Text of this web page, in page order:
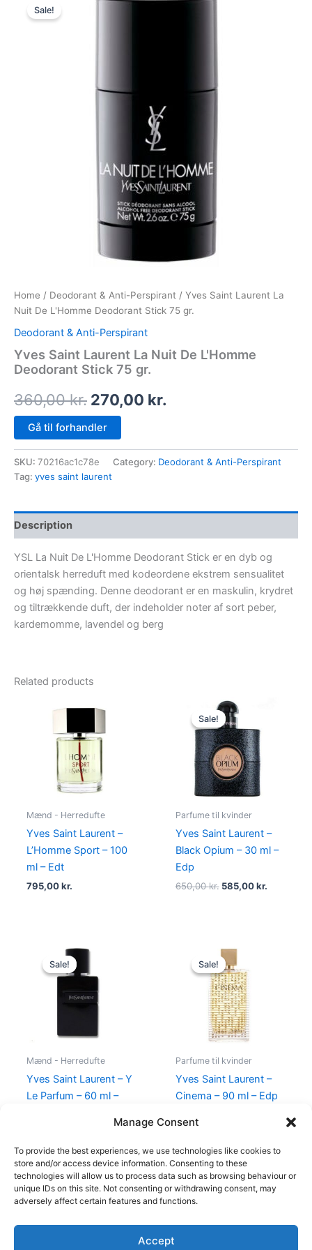
Manage Consent
To provide the best experiences, we use technologies like cookies to
store and/or access device information. Consenting to these
technologies will allow us to process data such as browsing behaviour or
unique IDs on this site. Not consenting or withdrawing consent, may
adversely affect certain features and functions.
Accept
Sale!
Home / Deodorant & Anti-Perspirant / Yves Saint Laurent La
Nuit De L'Homme Deodorant Stick 75 gr.
Deodorant & Anti-Perspirant
Yves Saint Laurent La Nuit De L'Homme
Deodorant Stick 75 gr.
360,00kr. 270,00 kr.
Gå til forhandler
SKU: 70216ac1c78e Category: Deodorant & Anti-Perspirant
Tag: yves saint laurent
Description
YSL La Nuit De L'Homme Deodorant Stick er en dyb og
orientalsk herreduft med kodeordene ekstrem sensualitet
og høj spænding. Denne deodorant er en maskulin, krydret
og tiltrækkende duft, der indeholder noter af sort peber,
kardemomme, lavendel og berg
Related products
Mænd - Herredufte
Yves Saint Laurent –
L’Homme Sport – 100
ml – Edt
795,00kr.
Sale!
Sale!
Parfume til kvinder
Yves Saint Laurent –
Black Opium – 30 ml –
Edp
650,00kr.
Original
price
was:
650,00 kr..
585,00kr.
Sale!
Sale!
Mænd - Herredufte
Yves Saint Laurent – Y
Le Parfum – 60 ml –
Original
price
was:
900,00 kr..
Sale!
Sale!
Parfume til kvinder
Yves Saint Laurent –
Cinema – 90 ml – Edp
Original
price
was:
1.195,00 kr..
Copyright © 2026